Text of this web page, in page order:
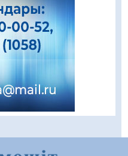
арнайы есепке
Қызылорда
басшысы
ы жаңа
дайын
66 0
сапына